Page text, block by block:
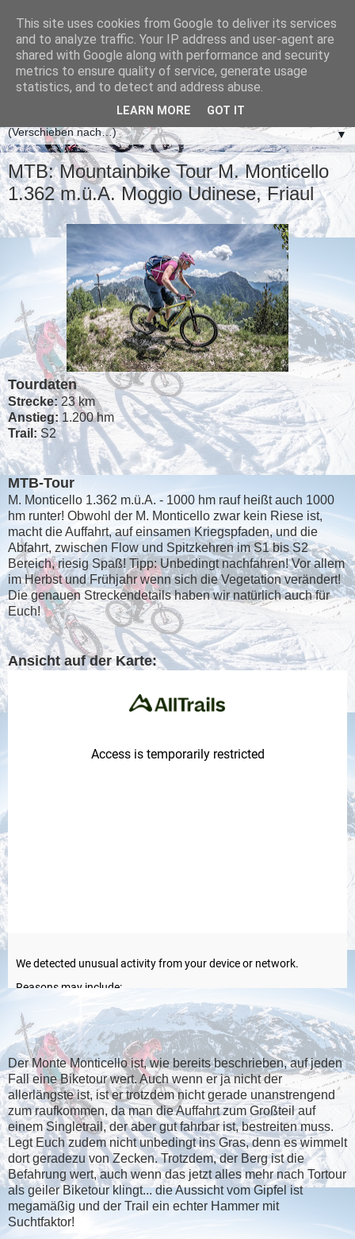
▼
MTB: Mountainbike Tour M. Monticello
1.362 m.ü.A. Moggio Udinese, Friaul
Tourdaten
Strecke:23 km
Anstieg: 1.200 hm
Trail: S2
MTB-Tour
M. Monticello 1.362 m.ü.A. - 1000 hm rauf heißt auch 1000
hm runter! Obwohl der M. Monticello zwar kein Riese ist,
macht die Auffahrt, auf einsamen Kriegspfaden, und die
Abfahrt, zwischen Flow und Spitzkehren im S1 bis S2
Bereich, riesig Spaß! Tipp: Unbedingt nachfahren! Vor allem
im Herbst und Frühjahr wenn sich die Vegetation verändert!
Die genauen Streckendetails haben wir natürlich auch für
Euch!
Ansicht auf der Karte:
Der Monte Monticello ist, wie bereits beschrieben, auf jeden
Fall eine Biketour wert. Auch wenn er ja nicht der
allerlängste ist, ist er trotzdem nicht gerade unanstrengend
zum raufkommen, da man die Auffahrt zum Großteil auf
einem Singletrail, der aber gut fahrbar ist, bestreiten muss.
Legt Euch zudem nicht unbedingt ins Gras, denn es wimmelt
dort geradezu von Zecken. Trotzdem, der Berg ist die
Befahrung wert, auch wenn das jetzt alles mehr nach Tortour
als geiler Biketour klingt... die Aussicht vom Gipfel ist
megamäßig und der Trail ein echter Hammer mit
Suchtfaktor!
This site uses cookies from Google to deliver its services
and to analyze traffic. Your IP address and user-agent are
shared with Google along with performance and security
metrics to ensure quality of service, generate usage
statistics, and to detect and address abuse.
LEARN MORE GOT IT